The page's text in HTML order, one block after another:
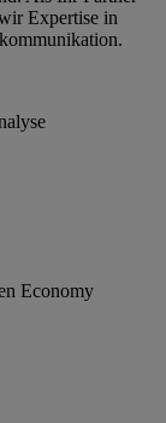
Expertise in
Economy